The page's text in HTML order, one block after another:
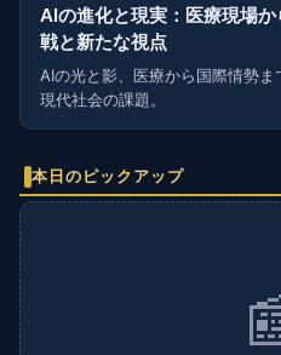
AIの進化と現実：医療現場
戦と新たな視点
AIの光と影、医療から国際情勢
現代社会の課題。
本日のピックアップ